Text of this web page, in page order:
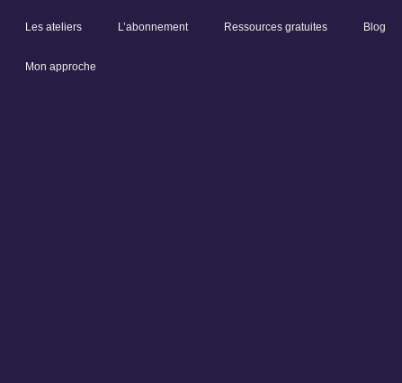
Les ateliers L’abonnement Ressources gratuites Blog
Mon approche